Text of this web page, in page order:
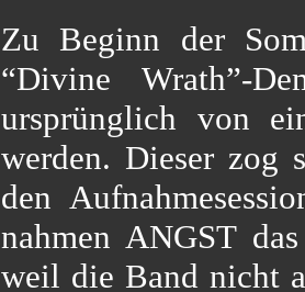
Zu Beginn der
“Divine Wrath”-
ursprünglich von
werden. Dieser zog
den
nahmen ANGST
weil die Band nicht